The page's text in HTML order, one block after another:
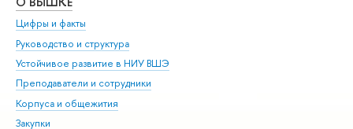
Цифры и факты
Руководство и структура
Устойчивое развитие в НИУ ВШЭ
Преподаватели и сотрудники
Корпуса и общежития
Закупки